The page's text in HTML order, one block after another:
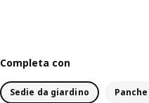
Completa con
Sedie da giardino